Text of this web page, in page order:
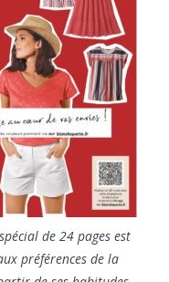
de 24 pages est
préférences de la